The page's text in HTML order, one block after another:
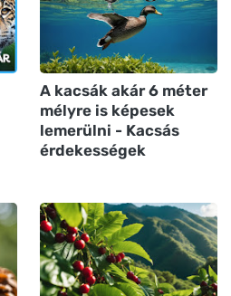
A kacsák akár 6 méter
mélyre is képesek
lemerülni - Kacsás
érdekességek